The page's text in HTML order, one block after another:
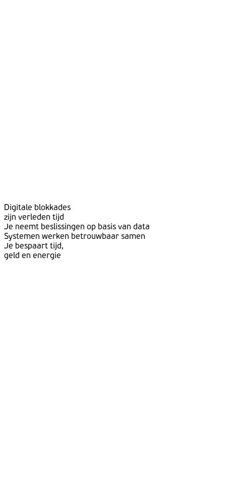
Digitale blokkades
zijn verleden tijd
Je neemt beslissingen op basis van data
Systemen werken betrouwbaar samen
Je bespaart tijd,
geld en energie